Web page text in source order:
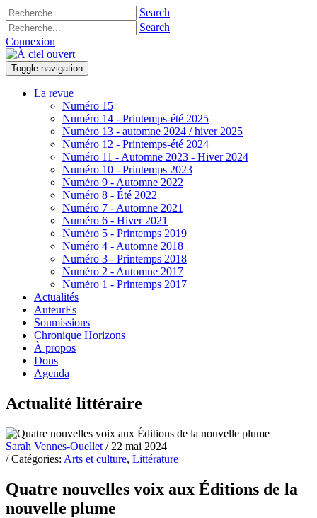
Search
Search
Connexion
Toggle navigation
La revue
Numéro 15
Numéro 14 - Printemps-été 2025
Numéro 13 - automne 2024 / hiver 2025
Numéro 12 - Printemps-été 2024
Numéro 11 - Automne 2023 - Hiver 2024
Numéro 10 - Printemps 2023
Numéro 9 - Automne 2022
Numéro 8 - Été 2022
Numéro 7 - Automne 2021
Numéro 6 - Hiver 2021
Numéro 5 - Printemps 2019
Numéro 4 - Automne 2018
Numéro 3 - Printemps 2018
Numéro 2 - Automne 2017
Numéro 1 - Printemps 2017
Actualités
AuteurEs
Soumissions
Chronique Horizons
À propos
Dons
Agenda
Actualité littéraire
Sarah Vennes-Ouellet / 22 mai 2024
/ Catégories: Arts et culture, Littérature
Quatre nouvelles voix aux Éditions de la
nouvelle plume